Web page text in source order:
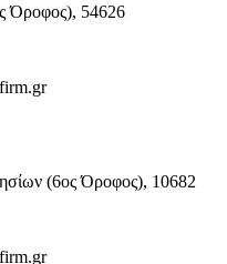
Όροφος), 54626
(6ος Όροφος), 10682